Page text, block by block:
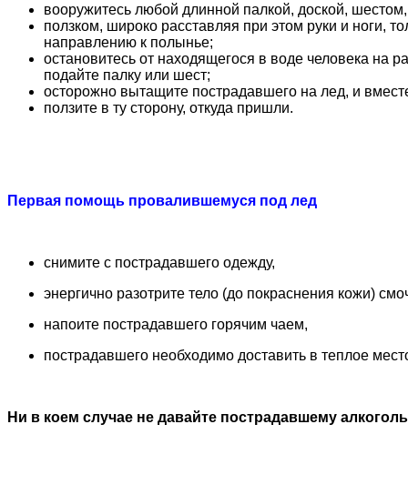
вооружитесь любой длинной палкой, доской,
ползком, широко расставляя при этом руки и ноги,
направлению к полынье;
остановитесь от находящегося в воде человека на
подайте палку или шест;
осторожно вытащите пострадавшего на лед, и
ползите в ту сторону, откуда пришли.
Первая помощь провалившемуся под лед
снимите с пострадавшего одежду,
энергично разотрите тело (до покраснения кожи)
напоите пострадавшего горячим чаем,
пострадавшего необходимо доставить в теплое
Ни в коем случае не давайте пострадавшему